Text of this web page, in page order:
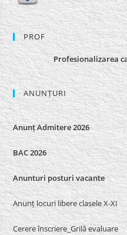
PROF
Profesionalizarea
ANUNȚURI
Anunț Admitere 2026
BAC 2026
Anunturi posturi vacante
Anunț locuri libere clasele X-XI
Cerere înscriere_Grilă evaluare